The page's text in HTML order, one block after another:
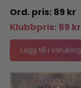
skrift
89 kr
Klubbpris: 89 kr
Lägg till i varukorg